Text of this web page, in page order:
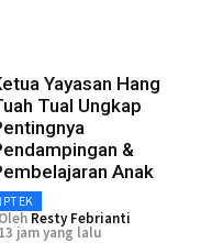
Yayasan Hang
Tual Ungkap
&
Anak
IPTEK
Oleh Resty Febrianti
13 jam yang lalu